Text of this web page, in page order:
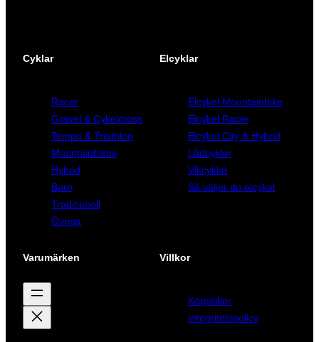
Cyklar
Racer
Gravel & Cykelcross
Tempo & Triathlon
Mountainbikes
Hybrid
Barn
Traditionell
Övriga
Elcyklar
Elcykel Mountainbike
Elcykel Racer
Elcykel City & Hybrid
Lådcyklar
Vikcyklar
Så väljer du elcykel
Varumärken Villkor
Köpvillkor
Integritetspolicy